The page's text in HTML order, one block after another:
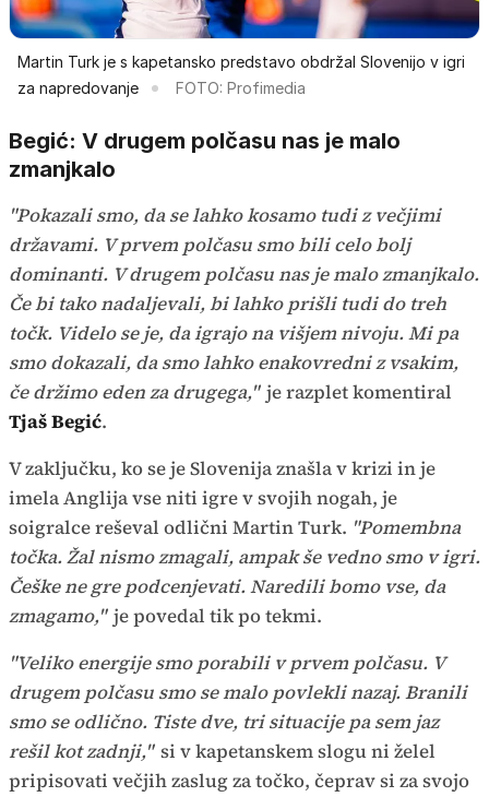
Martin Turk je s kapetansko predstavo obdržal Slovenijo v igri
za napredovanje
FOTO: Profimedia
Begić: V drugem polčasu nas je malo
zmanjkalo
"Pokazali smo, da se lahko kosamo tudi z večjimi
državami. V prvem polčasu smo bili celo bolj
dominanti. V drugem polčasu nas je malo zmanjkalo.
Če bi tako nadaljevali, bi lahko prišli tudi do treh
točk. Videlo se je, da igrajo na višjem nivoju. Mi pa
smo dokazali, da smo lahko enakovredni z vsakim,
če držimo eden za drugega," je razplet komentiral
Tjaš Begić.
V zaključku, ko se je Slovenija znašla v krizi in je
imela Anglija vse niti igre v svojih nogah, je
soigralce reševal odlični Martin Turk. "Pomembna
točka. Žal nismo zmagali, ampak še vedno smo v igri.
Češke ne gre podcenjevati. Naredili bomo vse, da
zmagamo," je povedal tik po tekmi.
"Veliko energije smo porabili v prvem polčasu. V
drugem polčasu smo se malo povlekli nazaj. Branili
smo se odlično. Tiste dve, tri situacije pa sem jaz
rešil kot zadnji," si v kapetanskem slogu ni želel
pripisovati večjih zaslug za točko, čeprav si za svojo